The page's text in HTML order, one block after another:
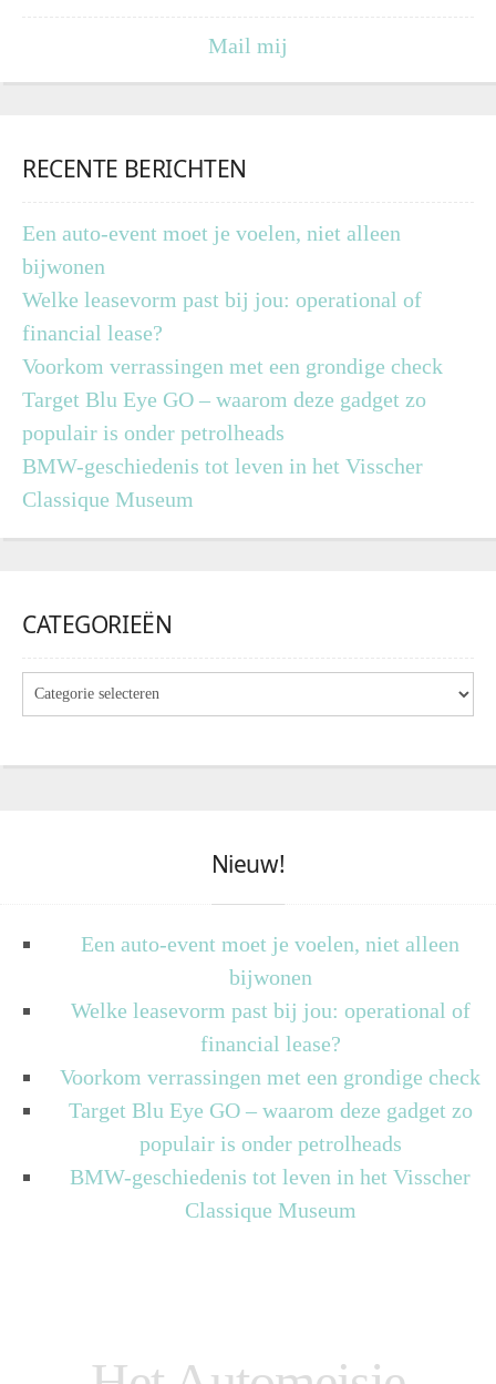
Mail mij
RECENTE BERICHTEN
Een auto-event moet je voelen, niet alleen
bijwonen
Welke leasevorm past bij jou: operational of
financial lease?
Voorkom verrassingen met een grondige check
Target Blu Eye GO – waarom deze gadget zo
populair is onder petrolheads
BMW-geschiedenis tot leven in het Visscher
Classique Museum
CATEGORIEËN
Nieuw!
Een auto-event moet je voelen, niet alleen
bijwonen
Welke leasevorm past bij jou: operational of
financial lease?
Voorkom verrassingen met een grondige check
Target Blu Eye GO – waarom deze gadget zo
populair is onder petrolheads
BMW-geschiedenis tot leven in het Visscher
Classique Museum